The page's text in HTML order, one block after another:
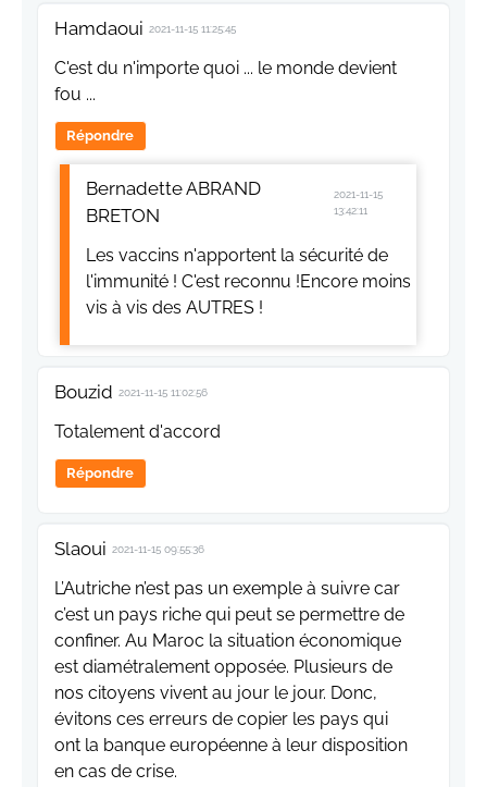
Hamdaoui 2021-11-15 11:25:45
C'est du n'importe quoi ... le monde devient
fou ...
Répondre
Bernadette ABRAND
BRETON
2021-11-15
13:42:11
Les vaccins n'apportent la sécurité de
l'immunité ! C'est reconnu !Encore moins
vis à vis des AUTRES !
Bouzid 2021-11-15 11:02:56
Totalement d'accord
Répondre
Slaoui 2021-11-15 09:55:36
L’Autriche n’est pas un exemple à suivre car
c’est un pays riche qui peut se permettre de
confiner. Au Maroc la situation économique
est diamétralement opposée. Plusieurs de
nos citoyens vivent au jour le jour. Donc,
évitons ces erreurs de copier les pays qui
ont la banque européenne à leur disposition
en cas de crise.